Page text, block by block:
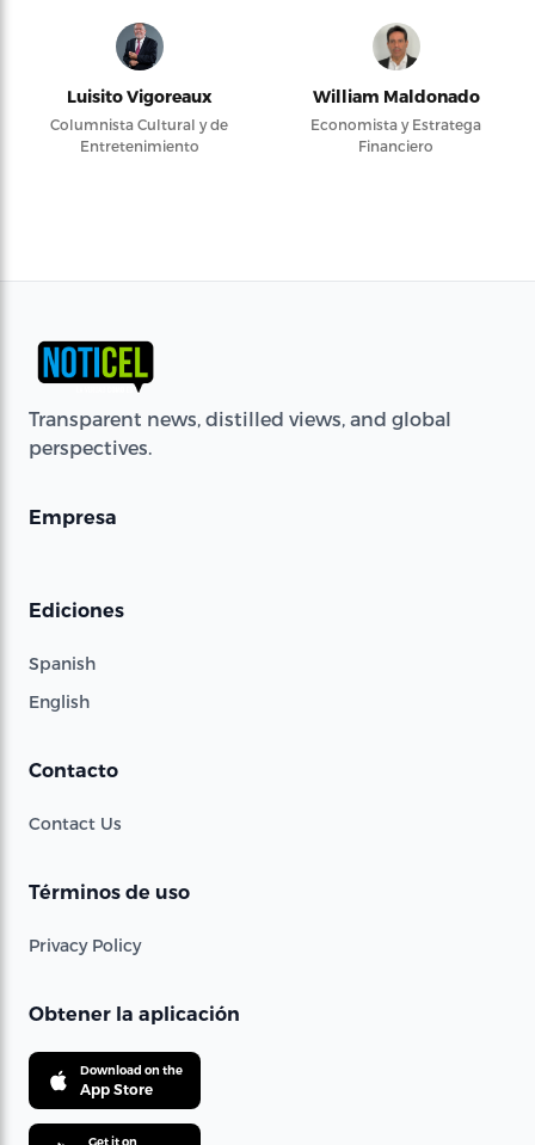
Luisito Vigoreaux
Columnista Cultural y de
Entretenimiento
William Maldonado
Economista y Estratega
Financiero
Transparent news, distilled views, and global
perspectives.
Empresa
Ediciones
Spanish
English
Contacto
Contact Us
Términos de uso
Privacy Policy
Obtener la aplicación
Download on the
App Store
Get it on